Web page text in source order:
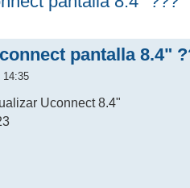
pantalla 8.4"
14:35
Uconnect 8.4"